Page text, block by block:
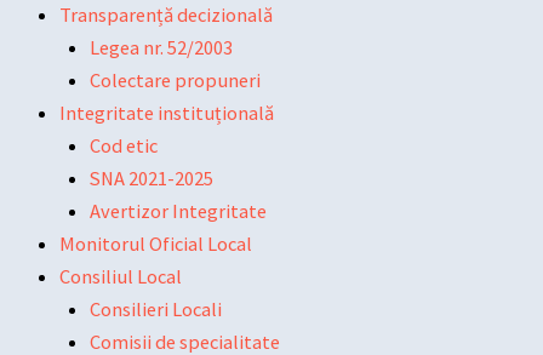
Transparență decizională
Legea nr. 52/2003
Colectare propuneri
Integritate instituțională
Cod etic
SNA 2021-2025
Avertizor Integritate
Monitorul Oficial Local
Consiliul Local
Consilieri Locali
Comisii de specialitate